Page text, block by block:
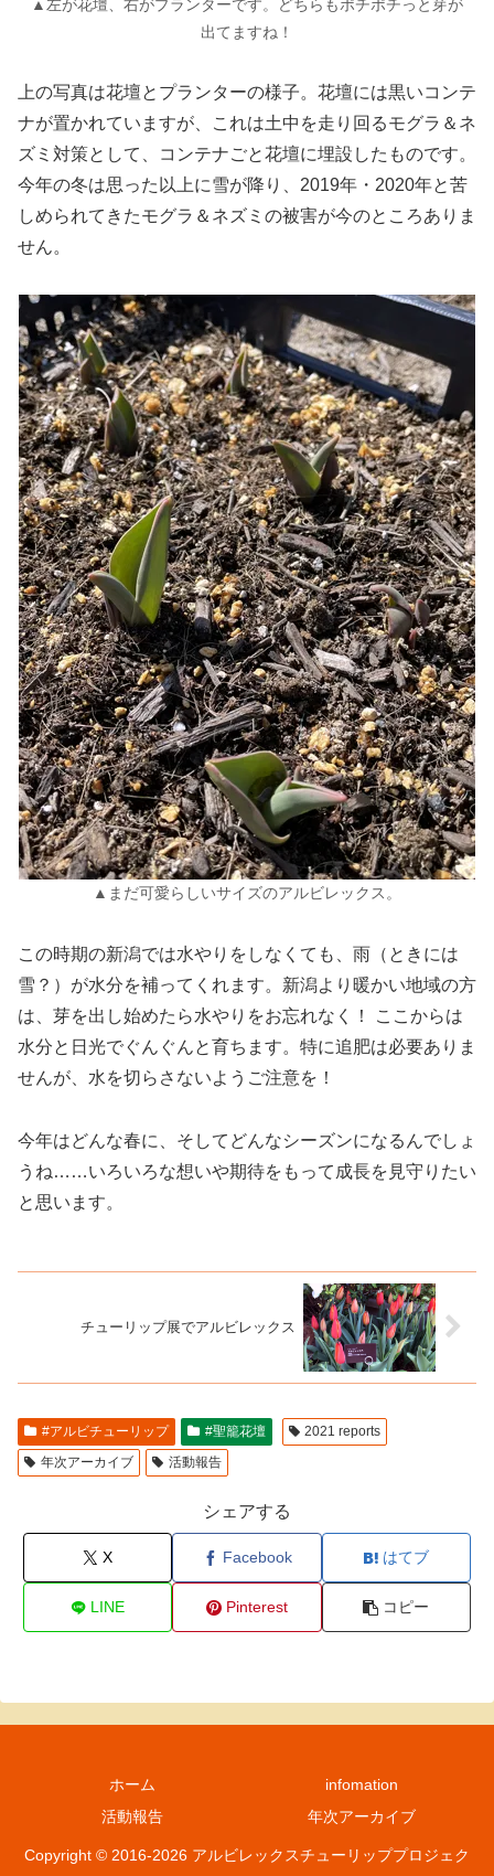
▲左が花壇、右がプランターです。どちらもポチポチっと芽が
出てますね！
上の写真は花壇とプランターの様子。花壇には黒いコンテ
ナが置かれていますが、これは土中を走り回るモグラ＆ネ
ズミ対策として、コンテナごと花壇に埋設したものです。
今年の冬は思った以上に雪が降り、2019年・2020年と苦
しめられてきたモグラ＆ネズミの被害が今のところありま
せん。
▲まだ可愛らしいサイズのアルビレックス。
この時期の新潟では水やりをしなくても、雨（ときには
雪？）が水分を補ってくれます。新潟より暖かい地域の方
は、芽を出し始めたら水やりをお忘れなく！ ここからは
水分と日光でぐんぐんと育ちます。特に追肥は必要ありま
せんが、水を切らさないようご注意を！
今年はどんな春に、そしてどんなシーズンになるんでしょ
うね……いろいろな想いや期待をもって成長を見守りたい
と思います。
チューリップ展でアルビレックス
#アルビチューリップ #聖籠花壇
2021 reports
年次アーカイブ
活動報告
シェアする
X Facebook はてブ
LINE Pinterest コピー
ホーム
infomation
活動報告
年次アーカイブ
Copyright © 2016-2026 アルビレックスチューリッププロジェク